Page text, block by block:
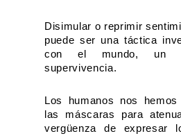
Disimular o reprimir
puede ser una táctica
con el mundo, un
supervivencia.
Los humanos nos
las máscaras para
vergüenza de expresar